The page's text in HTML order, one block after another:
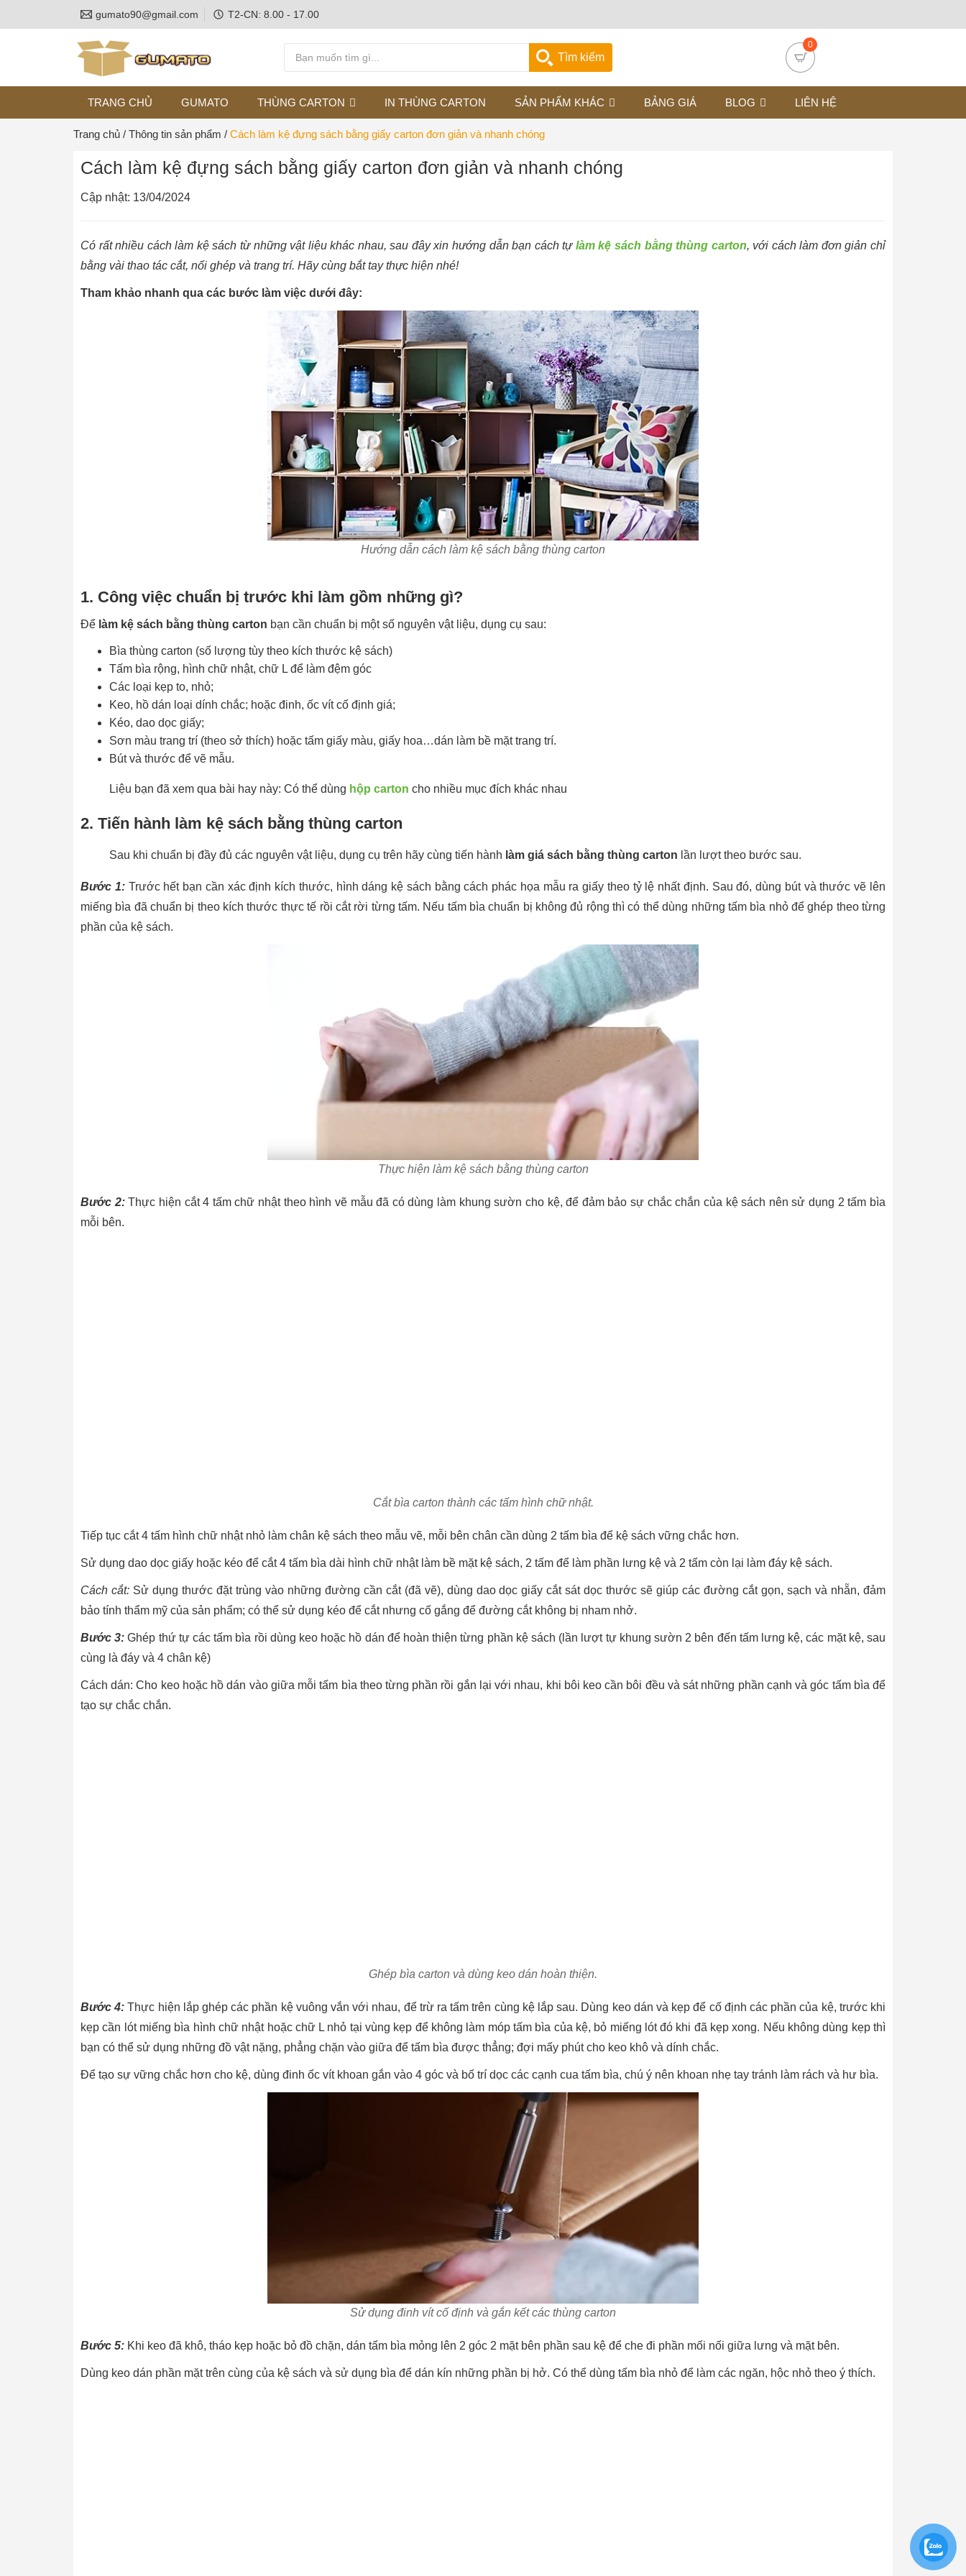
gumato90@gmail.com T2-CN: 8.00 - 17.00
Tìm kiếm
0
TRANG CHỦ GUMATO THÙNG CARTON IN THÙNG CARTON SẢN PHẨM KHÁC BẢNG GIÁ BLOG LIÊN HỆ
Trang chủ / Thông tin sản phẩm / Cách làm kệ đựng sách bằng giấy carton đơn giản và nhanh chóng
Cách làm kệ đựng sách bằng giấy carton đơn giản và nhanh chóng
Cập nhật: 13/04/2024
Có rất nhiều cách làm kệ sách từ những vật liệu khác nhau, sau đây xin hướng dẫn bạn cách tự làm kệ sách bằng thùng carton, với cách làm đơn giản chỉ
bằng vài thao tác cắt, nối ghép và trang trí. Hãy cùng bắt tay thực hiện nhé!
Tham khảo nhanh qua các bước làm việc dưới đây:
Hướng dẫn cách làm kệ sách bằng thùng carton
1. Công việc chuẩn bị trước khi làm gồm những gì?
Để làm kệ sách bằng thùng carton bạn cần chuẩn bị một số nguyên vật liệu, dụng cụ sau:
Bìa thùng carton (số lượng tùy theo kích thước kệ sách)
Tấm bìa rộng, hình chữ nhật, chữ L để làm đệm góc
Các loại kẹp to, nhỏ;
Keo, hồ dán loại dính chắc; hoặc đinh, ốc vít cố định giá;
Kéo, dao dọc giấy;
Sơn màu trang trí (theo sở thích) hoặc tấm giấy màu, giấy hoa…dán làm bề mặt trang trí.
Bút và thước để vẽ mẫu.
Liệu bạn đã xem qua bài hay này: Có thể dùng hộp carton cho nhiều mục đích khác nhau
2. Tiến hành làm kệ sách bằng thùng carton
Sau khi chuẩn bị đầy đủ các nguyên vật liệu, dụng cụ trên hãy cùng tiến hành làm giá sách bằng thùng carton lần lượt theo bước sau.
Bước 1:Trước hết bạn cần xác định kích thước, hình dáng kệ sách bằng cách phác họa mẫu ra giấy theo tỷ lệ nhất định. Sau đó, dùng bút và thước vẽ lên
miếng bìa đã chuẩn bị theo kích thước thực tế rồi cắt rời từng tấm. Nếu tấm bìa chuẩn bị không đủ rộng thì có thể dùng những tấm bìa nhỏ để ghép theo từng
phần của kệ sách.
Thực hiện làm kệ sách bằng thùng carton
Bước 2:Thực hiện cắt 4 tấm chữ nhật theo hình vẽ mẫu đã có dùng làm khung sườn cho kệ, để đảm bảo sự chắc chắn của kệ sách nên sử dụng 2 tấm bìa
mỗi bên.
Cắt bìa carton thành các tấm hình chữ nhật.
Tiếp tục cắt 4 tấm hình chữ nhật nhỏ làm chân kệ sách theo mẫu vẽ, mỗi bên chân cần dùng 2 tấm bìa để kệ sách vững chắc hơn.
Sử dụng dao dọc giấy hoặc kéo để cắt 4 tấm bìa dài hình chữ nhật làm bề mặt kệ sách, 2 tấm để làm phần lưng kệ và 2 tấm còn lại làm đáy kệ sách.
Cách cắt:Sử dụng thước đặt trùng vào những đường cần cắt (đã vẽ), dùng dao dọc giấy cắt sát dọc thước sẽ giúp các đường cắt gọn, sạch và nhẵn, đảm
bảo tính thẩm mỹ của sản phẩm; có thể sử dụng kéo để cắt nhưng cố gắng để đường cắt không bị nham nhở.
Bước 3:Ghép thứ tự các tấm bìa rồi dùng keo hoặc hồ dán để hoàn thiện từng phần kệ sách (lần lượt tự khung sườn 2 bên đến tấm lưng kệ, các mặt kệ, sau
cùng là đáy và 4 chân kệ)
Cách dán: Cho keo hoặc hồ dán vào giữa mỗi tấm bìa theo từng phần rồi gắn lại với nhau, khi bôi keo cần bôi đều và sát những phần cạnh và góc tấm bìa để
tạo sự chắc chắn.
Ghép bìa carton và dùng keo dán hoàn thiện.
Bước 4: Thực hiện lắp ghép các phần kệ vuông vắn với nhau, để trừ ra tấm trên cùng kệ lắp sau. Dùng keo dán và kẹp để cố định các phần của kệ, trước khi
kẹp cần lót miếng bìa hình chữ nhật hoặc chữ L nhỏ tại vùng kẹp để không làm móp tấm bìa của kệ, bỏ miếng lót đó khi đã kẹp xong. Nếu không dùng kẹp thì
bạn có thể sử dụng những đồ vật nặng, phẳng chặn vào giữa để tấm bìa được thẳng; đợi mấy phút cho keo khô và dính chắc.
Để tạo sự vững chắc hơn cho kệ, dùng đinh ốc vít khoan gắn vào 4 góc và bố trí dọc các cạnh cua tấm bìa, chú ý nên khoan nhẹ tay tránh làm rách và hư bìa.
Sử dụng đinh vít cố định và gắn kết các thùng carton
Bước 5: Khi keo đã khô, tháo kẹp hoặc bỏ đồ chặn, dán tấm bìa mỏng lên 2 góc 2 mặt bên phần sau kệ để che đi phần mối nối giữa lưng và mặt bên.
Dùng keo dán phần mặt trên cùng của kệ sách và sử dụng bìa để dán kín những phần bị hở. Có thể dùng tấm bìa nhỏ để làm các ngăn, hộc nhỏ theo ý thích.